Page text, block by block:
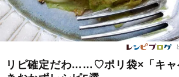
リピ確定だわ……♡ポリ袋×「キャ